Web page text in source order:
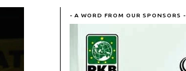
- A WORD FROM OUR SPONSORS -